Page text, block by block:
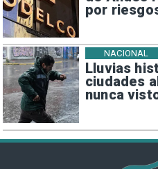
por
Lluvias
ciudades
nunca
NACIONAL